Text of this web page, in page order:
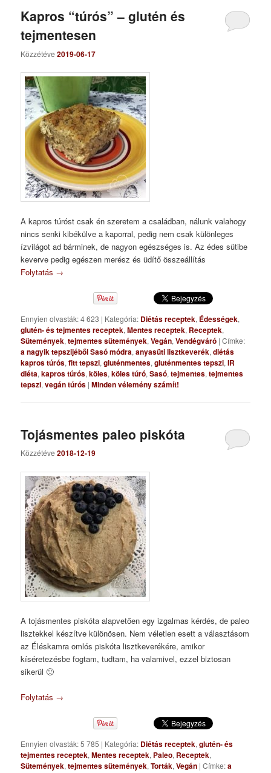
Kapros “túrós” – glutén és
tejmentesen
Közzétéve2019-06-17
A kapros túróst csak én szeretem a családban, nálunk valahogy
nincs senki kibékülve a kaporral, pedig nem csak különleges
ízvilágot ad bárminek, de nagyon egészséges is. Az édes sütibe
keverve pedig egészen merész és üdítő összeállítás
Folytatás →
Ennyien olvasták: 4 623 | Kategória: Diétás receptek, Édességek,
glutén- és tejmentes receptek,Mentes receptek, Receptek,
Sütemények,tejmentes sütemények,Vegán,Vendégváró |Címke:
a nagyik tepszijéből Sasó módra,anyasüti lisztkeverék,diétás
kapros túrós,fitt tepszi,gluténmentes,gluténmentes tepszi,IR
diéta,kapros túrós,köles,köles túró,Sasó,tejmentes,tejmentes
tepszi,vegán túrós |Minden vélemény számít!
Tojásmentes paleo piskóta
Közzétéve2018-12-19
A tojásmentes piskóta alapvetően egy izgalmas kérdés, de paleo
lisztekkel készítve különösen. Nem véletlen esett a választásom
az Éléskamra omlós piskóta lisztkeverékére, amikor
kíséretezésbe fogtam, tudtam, ha valamivel, ezzel biztosan
sikerül 🙂
Folytatás →
Ennyien olvasták: 5 785 | Kategória: Diétás receptek,glutén- és
tejmentes receptek,Mentes receptek, Paleo, Receptek,
Sütemények,tejmentes sütemények,Torták,Vegán |Címke:a